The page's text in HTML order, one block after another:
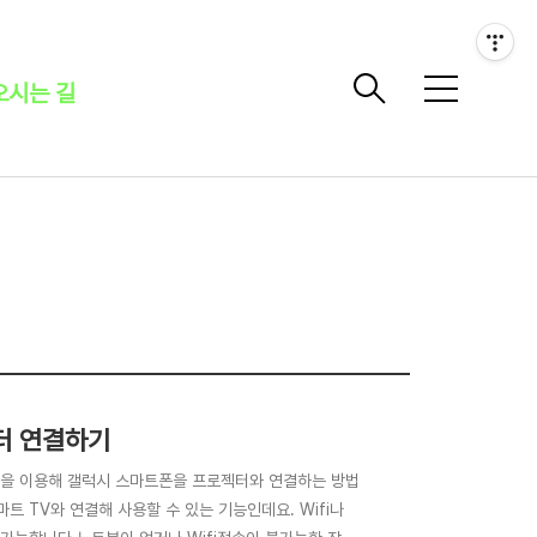
시는 길
메
연결하기
이용해 갤럭시 스마트폰을 프로젝터와 연결하는 방법
트 TV와 연결해 사용할 수 있는 기능인데요. Wifi나